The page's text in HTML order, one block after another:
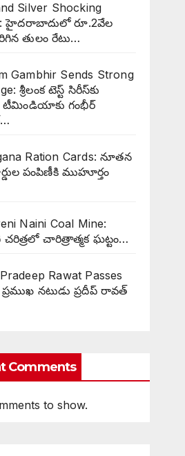
Silver Shocking
హైదరాబాదులో రూ.2వేల
తులం రేటు…
Gambhir Sends Strong
శ్రీలంక టెస్ట్ సిరీస్‌కు
టీమిండియాకు గంభీర్
Ration Cards: నూతన
పంపిణీకి ముహూర్తం
Naini Coal Mine:
చరిత్రలో చారిత్రాత్మక ఘట్టం…
Rawat Passes
ప్రముఖ నటుడు ప్రదీప్ రావత్
Comments
to show.